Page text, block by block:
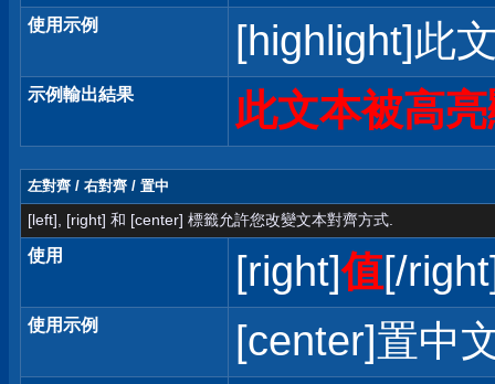
使用示例 [highlight]此
示例輸出結果 此文本被高
左對齊 / 右對齊 / 置中
[left], [right] 和 [center] 標籤允許您改變文本對齊方式.
使用 [right]值[/
使用示例 [center]置中